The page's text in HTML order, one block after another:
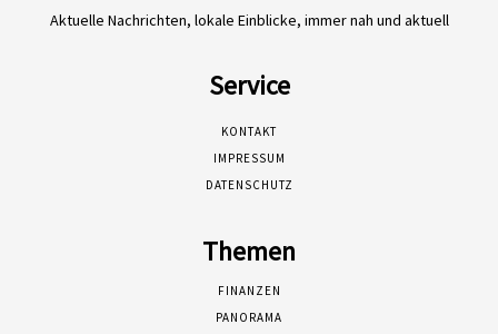
Aktuelle Nachrichten, lokale Einblicke, immer nah und aktuell
Service
KONTAKT
IMPRESSUM
DATENSCHUTZ
Themen
FINANZEN
PANORAMA